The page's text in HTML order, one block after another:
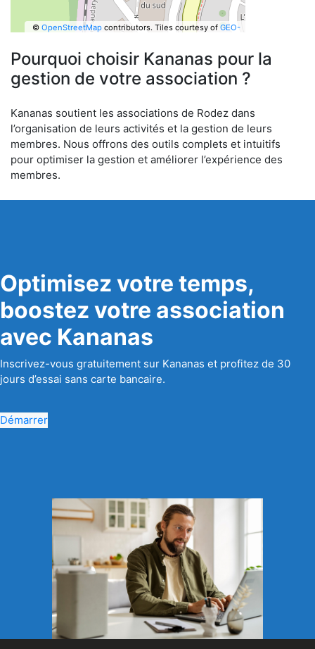
© OpenStreetMapcontributors. Tiles courtesy of GEO-
Pourquoi choisir Kananas pour la
gestion de votre association ?
Kananas soutient les associations de Rodez dans
l’organisation de leurs activités et la gestion de leurs
membres. Nous offrons des outils complets et intuitifs
pour optimiser la gestion et améliorer l’expérience des
membres.
Optimisez votre temps,
boostez votre association
avec Kananas
Inscrivez-vous gratuitement sur Kananas et profitez de 30
jours d’essai sans carte bancaire.
Démarrer